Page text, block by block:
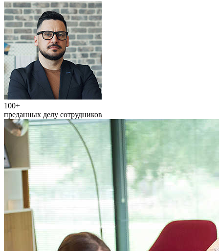
100+
преданных делу сотрудников